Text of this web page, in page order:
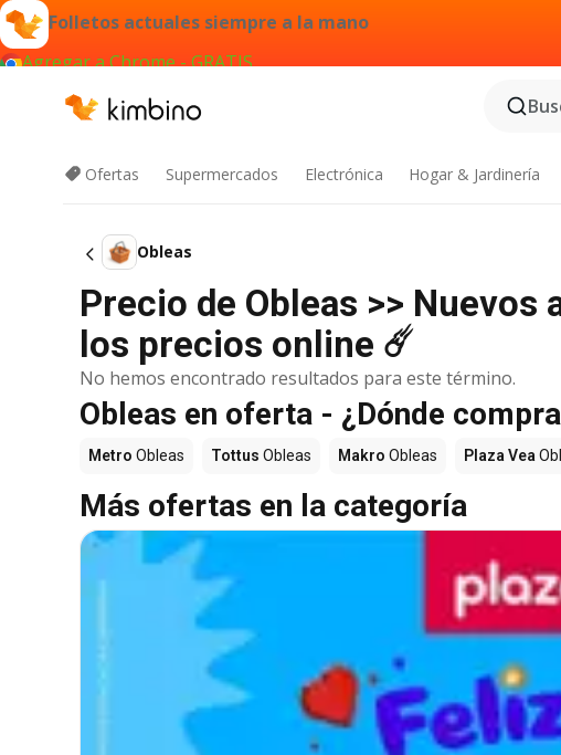
Folletos actuales siempre a la mano
Agregar a Chrome - GRATIS
Ofertas Supermercados Electrónica Hogar & Jardinería
Obleas
Precio de Obleas >>
los precios online ☄️
No hemos encontrado resultados para este término.
Obleas en oferta - ¿Dónde
Metro Obleas Tottus Obleas Makro Obleas Plaza Vea
Más ofertas en la categoría